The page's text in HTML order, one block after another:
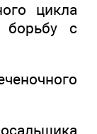
цикла
борьбу с